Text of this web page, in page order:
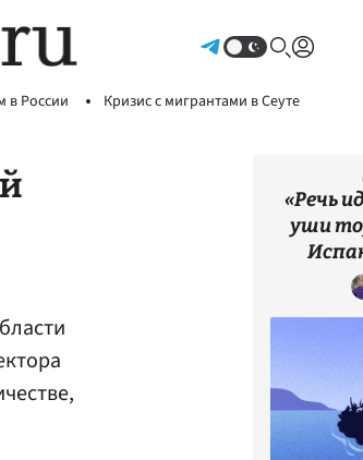
в России Кризис с мигрантами в Сеуте
«Речь
уши